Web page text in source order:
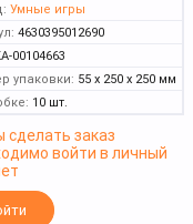
Умные игры
4630395012690
00104663
упаковки: 55 x 250 x 250 мм
10 шт.
сделать заказ
войти в личный